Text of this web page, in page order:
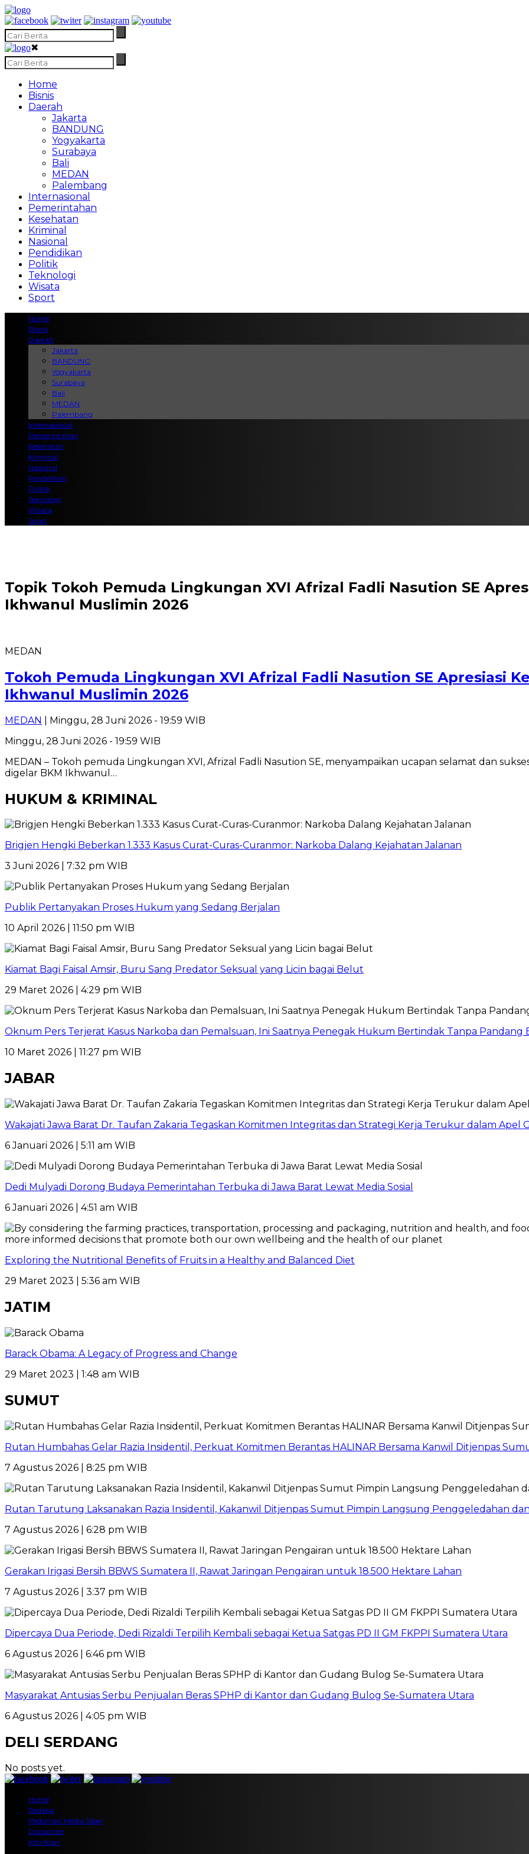
✖
Home
Bisnis
Daerah
Jakarta
BANDUNG
Yogyakarta
Surabaya
Bali
MEDAN
Palembang
Internasional
Pemerintahan
Kesehatan
Kriminal
Nasional
Pendidikan
Politik
Teknologi
Wisata
Sport
Home
Bisnis
Daerah
Jakarta
BANDUNG
Yogyakarta
Surabaya
Bali
MEDAN
Palembang
Internasional
Pemerintahan
Kesehatan
Kriminal
Nasional
Pendidikan
Politik
Teknologi
Wisata
Sport
Topik Tokoh Pemuda Lingkungan XVI Afrizal Fadli Nasution SE
Ikhwanul Muslimin 2026
MEDAN
Tokoh Pemuda Lingkungan XVI Afrizal Fadli Nasution SE Apresiasi
Ikhwanul Muslimin 2026
MEDAN
| Minggu, 28 Juni 2026 - 19:59 WIB
Minggu, 28 Juni 2026 - 19:59 WIB
MEDAN – Tokoh pemuda Lingkungan XVI, Afrizal Fadli Nasution SE, menyampaikan ucapan selamat dan
digelar BKM Ikhwanul…
HUKUM & KRIMINAL
Brigjen Hengki Beberkan 1.333 Kasus Curat-Curas-Curanmor: Narkoba Dalang Kejahatan Jalanan
3 Juni 2026 | 7:32 pm WIB
Publik Pertanyakan Proses Hukum yang Sedang Berjalan
10 April 2026 | 11:50 pm WIB
Kiamat Bagi Faisal Amsir, Buru Sang Predator Seksual yang Licin bagai Belut
29 Maret 2026 | 4:29 pm WIB
Oknum Pers Terjerat Kasus Narkoba dan Pemalsuan, Ini Saatnya Penegak Hukum Bertindak Tanpa Pandang
10 Maret 2026 | 11:27 pm WIB
JABAR
Wakajati Jawa Barat Dr. Taufan Zakaria Tegaskan Komitmen Integritas dan Strategi Kerja Terukur dalam Apel
6 Januari 2026 | 5:11 am WIB
Dedi Mulyadi Dorong Budaya Pemerintahan Terbuka di Jawa Barat Lewat Media Sosial
6 Januari 2026 | 4:51 am WIB
Exploring the Nutritional Benefits of Fruits in a Healthy and Balanced Diet
29 Maret 2023 | 5:36 am WIB
JATIM
Barack Obama: A Legacy of Progress and Change
29 Maret 2023 | 1:48 am WIB
SUMUT
Rutan Humbahas Gelar Razia Insidentil, Perkuat Komitmen Berantas HALINAR Bersama Kanwil Ditjenpas
7 Agustus 2026 | 8:25 pm WIB
Rutan Tarutung Laksanakan Razia Insidentil, Kakanwil Ditjenpas Sumut Pimpin Langsung Penggeledahan
7 Agustus 2026 | 6:28 pm WIB
Gerakan Irigasi Bersih BBWS Sumatera II, Rawat Jaringan Pengairan untuk 18.500 Hektare Lahan
7 Agustus 2026 | 3:37 pm WIB
Dipercaya Dua Periode, Dedi Rizaldi Terpilih Kembali sebagai Ketua Satgas PD II GM FKPPI Sumatera Utara
6 Agustus 2026 | 6:46 pm WIB
Masyarakat Antusias Serbu Penjualan Beras SPHP di Kantor dan Gudang Bulog Se-Sumatera Utara
6 Agustus 2026 | 4:05 pm WIB
DELI SERDANG
No posts yet.
Home
Redaksi
Pedoman Media Siber
Disclaimer
Info Iklan